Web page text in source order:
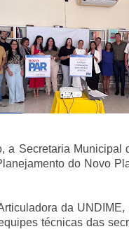
a Secretaria
do Novo
da
técnicas das